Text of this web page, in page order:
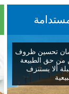
تحسين ظروف
حق الطبيعة
ألا يستنزف